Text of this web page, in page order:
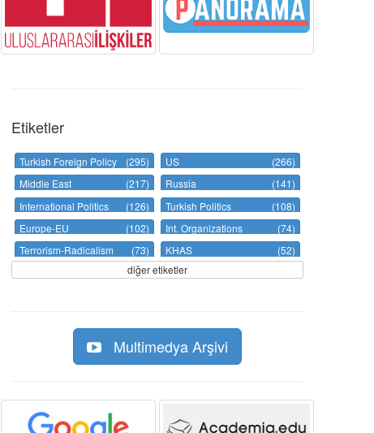
Etiketler
Turkish Foreign Policy (295) US
(266)
Middle East
(217) Russia
(141)
International Politics
(126) Turkish Politics
(108)
Europe-EU
(102) Int. Organizations
(74)
Terrorism-Radicalism
(73) KHAS
(52)
diğer etiketler
Multimedya Arşivi